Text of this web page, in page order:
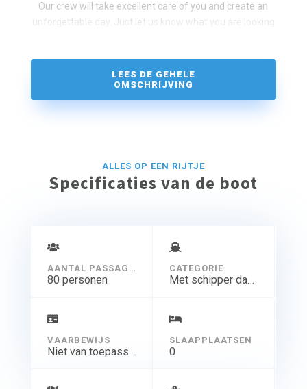
Our crew will take excellent care of you and create an
unforgettable day. Just let us know what you are looking
LEES DE GEHELE
OMSCHRIJVING
ALLES OP EEN RIJTJE
Specificaties van de boot
AANTAL PASSAGIERS
80 personen
CATEGORIE
Met schipper dagtocht
VAARBEWIJS
Niet van toepassing
SLAAPPLAATSEN
0